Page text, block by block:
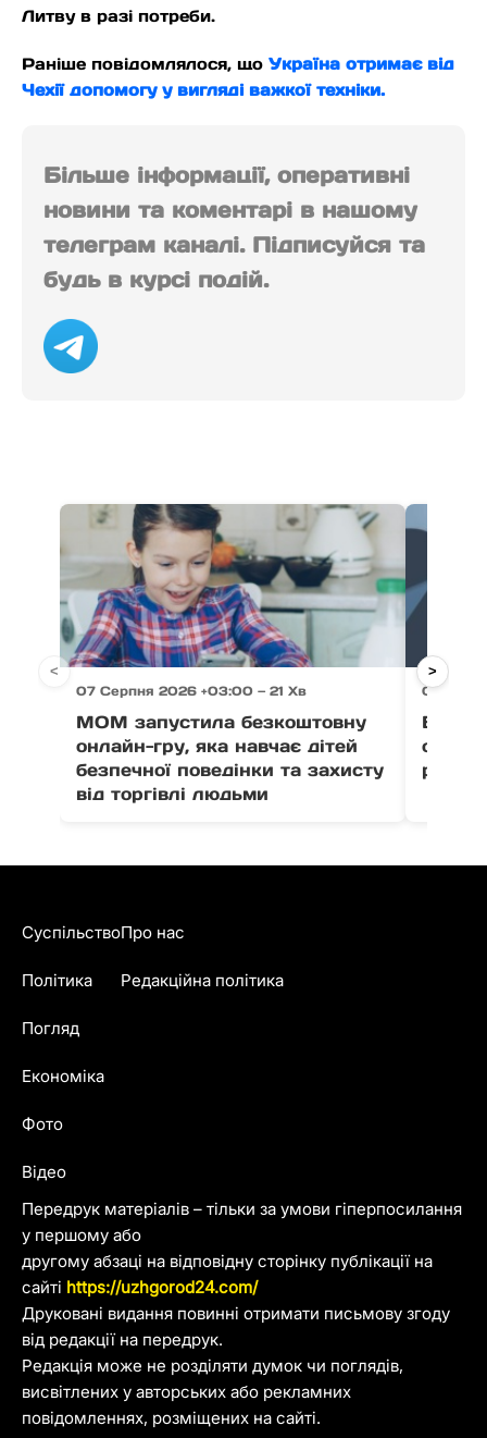
Литву в разі потреби.
Раніше повідомлялося, що Україна отримає від
Чехії допомогу у вигляді важкої техніки.
Більше інформації, оперативні
новини та коментарі в нашому
телеграм каналі. Підписуйся та
будь в курсі подій.
07 Серпня 2026 +03:00 — 21 Хв
МОМ запустила безкоштовну
онлайн-гру, яка навчає дітей
безпечної поведінки та захисту
від торгівлі людьми
07
< >
Передрук матеріалів – тільки за умови гіперпосилання
у першому або
другому абзаці на відповідну сторінку публікації на
сайті https://uzhgorod24.com/
Друковані видання повинні отримати письмову згоду
від редакції на передрук.
Редакція може не розділяти думок чи поглядів,
висвітлених у авторських або рекламних
повідомленнях, розміщених на сайті.
Суспільство
Політика
Погляд
Економіка
Фото
Відео
Про нас
Редакційна політика